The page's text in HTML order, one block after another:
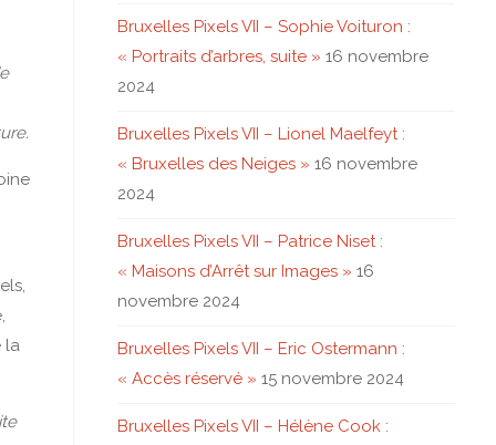
la
Bruxelles Pixels VII – Sophie Voituron :
« Portraits d’arbres, suite » 16 novembre
2024
Bruxelles Pixels VII – Lionel Maelfeyt :
« Bruxelles des Neiges » 16 novembre
2024
Bruxelles Pixels VII – Patrice Niset :
« Maisons d’Arrêt sur Images » 16
novembre 2024
Bruxelles Pixels VII – Eric Ostermann :
« Accès réservé » 15 novembre 2024
Bruxelles Pixels VII – Hélène Cook :